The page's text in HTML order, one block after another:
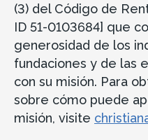
(3) del Código de
ID 51-0103684] que
generosidad de los
fundaciones y de las
con su misión. Para
sobre cómo puede
misión, visite